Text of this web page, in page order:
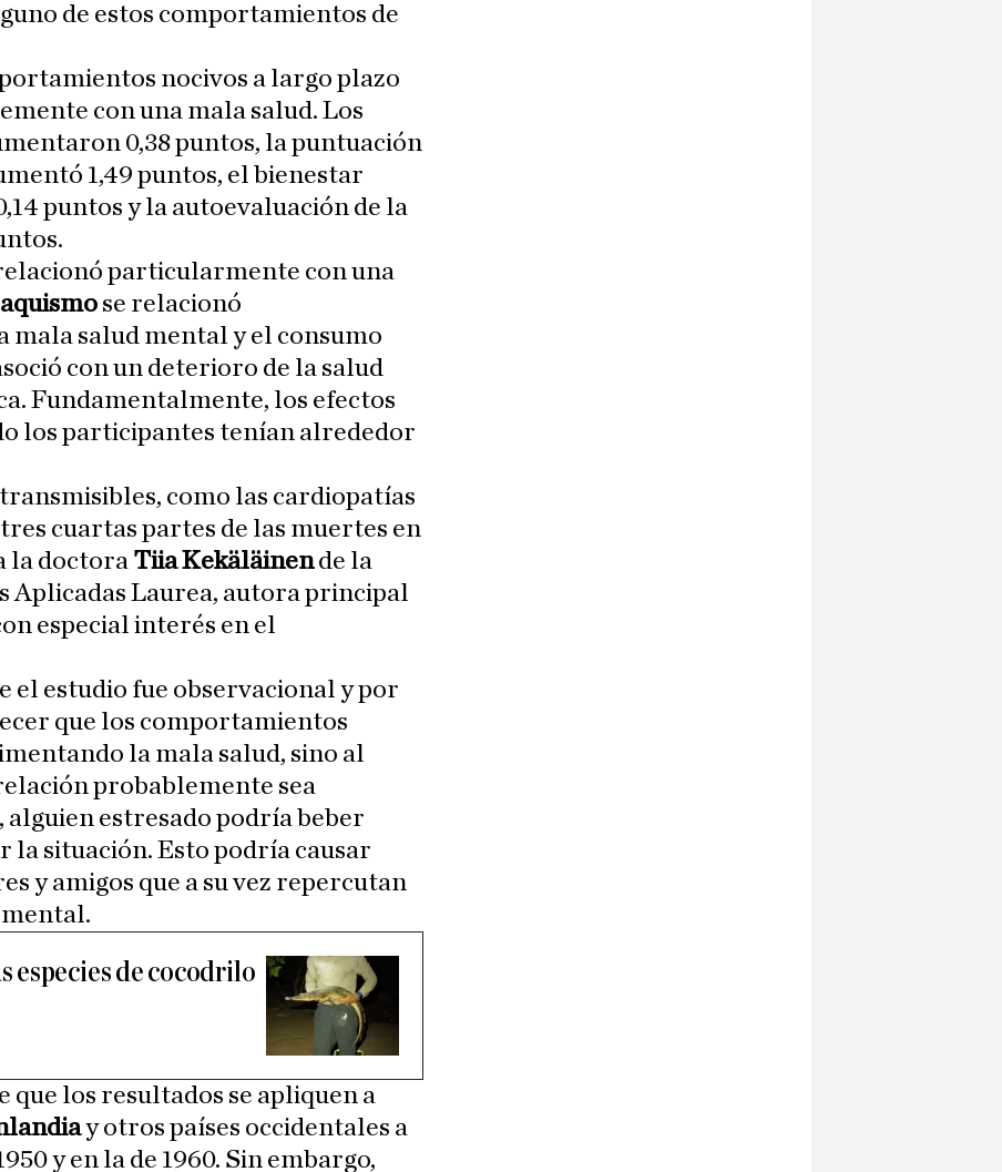
de estos comportamientos de
nocivos a largo plazo
con una mala salud. Los
0,38 puntos, la puntuación
1,49 puntos, el bienestar
puntos y la autoevaluación de la
particularmente con una
se relacionó
mala salud mental y el consumo
con un deterioro de la salud
Fundamentalmente, los efectos
los participantes tenían alrededor
como las cardiopatías
cuartas partes de las muertes en
la doctora Tiia Kekäläinende la
Aplicadas Laurea, autora principal
especial interés en el
el estudio fue observacional y por
que los comportamientos
la mala salud, sino al
probablemente sea
estresado podría beber
la situación. Esto podría causar
y amigos que a su vez repercutan
especies de cocodrilo
que los resultados se apliquen a
y otros países occidentales a
y en la de 1960. Sin embargo,